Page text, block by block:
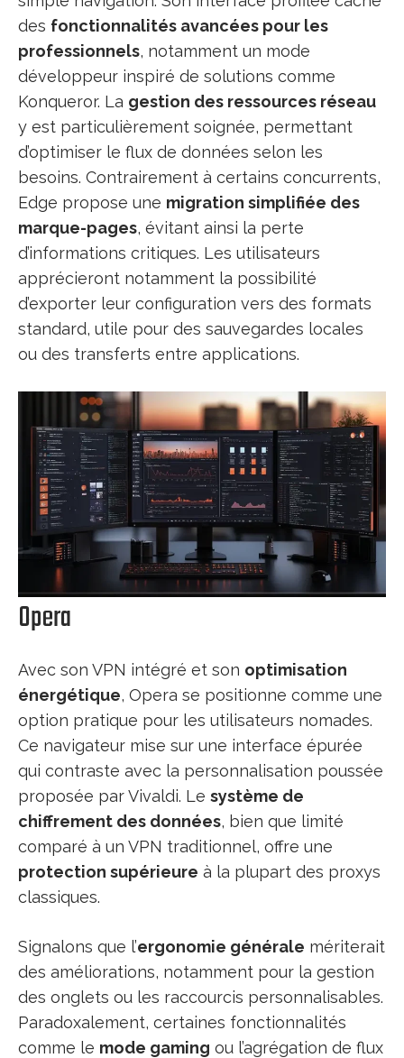
des fonctionnalités avancées pour les
professionnels, notamment un mode
développeur inspiré de solutions comme
Konqueror. La gestion des ressources réseau
y est particulièrement soignée, permettant
d’optimiser le flux de données selon les
besoins. Contrairement à certains concurrents,
Edge propose une migration simplifiée des
marque-pages, évitant ainsi la perte
d’informations critiques. Les utilisateurs
apprécieront notamment la possibilité
d’exporter leur configuration vers des formats
standard, utile pour des sauvegardes locales
ou des transferts entre applications.
Opera
Avec son VPN intégré et son optimisation
énergétique, Opera se positionne comme une
option pratique pour les utilisateurs nomades.
Ce navigateur mise sur une interface épurée
qui contraste avec la personnalisation poussée
proposée par Vivaldi. Le système de
chiffrement des données, bien que limité
comparé à un VPN traditionnel, offre une
protection supérieure à la plupart des proxys
classiques.
Signalons que l’ergonomie générale mériterait
des améliorations, notamment pour la gestion
des onglets ou les raccourcis personnalisables.
Paradoxalement, certaines fonctionnalités
comme le mode gaming ou l’agrégation de flux